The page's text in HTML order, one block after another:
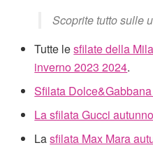
Scoprite tutto sulle
Tutte lesfilate della
inverno 2023 2024.
Sfilata
La sfilata Gucci
Lasfilata Max Mara